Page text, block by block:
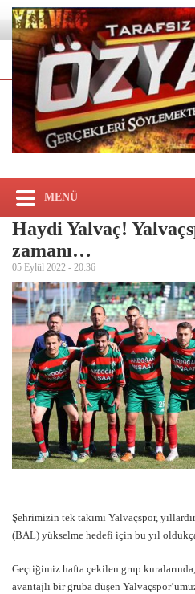
MENÜ
Haydi Yalvaç!
zamanı…
05 Eylül 2022 - 20:36
Şehrimizin tek takımı Yalvaçspor,
(BAL) yükselme hedefi için bu yıl
Geçtiğimiz hafta çekilen grup
avantajlı bir gruba düşen